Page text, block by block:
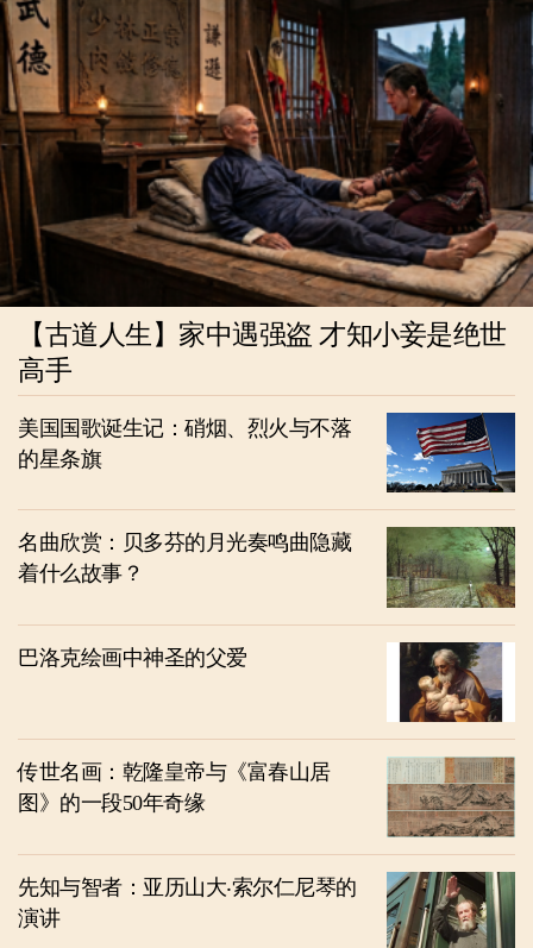
【古道人生】家中遇强盗 才知小妾是绝世
高手
美国国歌诞生记：硝烟、烈火与不落
的星条旗
名曲欣赏：贝多芬的月光奏鸣曲隐藏
着什么故事？
巴洛克绘画中神圣的父爱
传世名画：乾隆皇帝与《富春山居
图》的一段50年奇缘
先知与智者：亚历山大‧索尔仁尼琴的
演讲